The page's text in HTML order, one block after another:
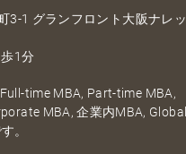
3-1 グランフロント大阪ナレッ
1分
time MBA, Part-time MBA,
MBA, 企業内MBA, Global
。